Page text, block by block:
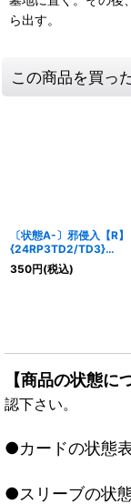
ら出す。
この商品を買っ
〔状態A-〕邪侵入【R】
{24RP3TD2/TD3}
《闇》
350円(税込)
【商品の状態に
認下さい。
●カードの状態
●スリーブの状